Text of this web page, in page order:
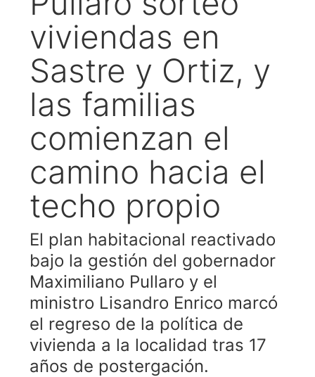
viviendas en
Sastre y Ortiz, y
las familias
comienzan el
camino hacia el
techo propio
El plan habitacional reactivado
bajo la gestión del gobernador
Maximiliano Pullaro y el
ministro Lisandro Enrico marcó
el regreso de la política de
vivienda a la localidad tras 17
años de postergación.